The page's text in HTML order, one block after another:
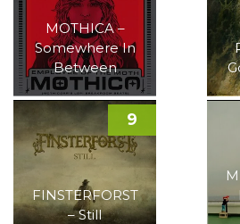
MOTHICA –
Somewhere In
Between
FINSTERFORST
– Still
9